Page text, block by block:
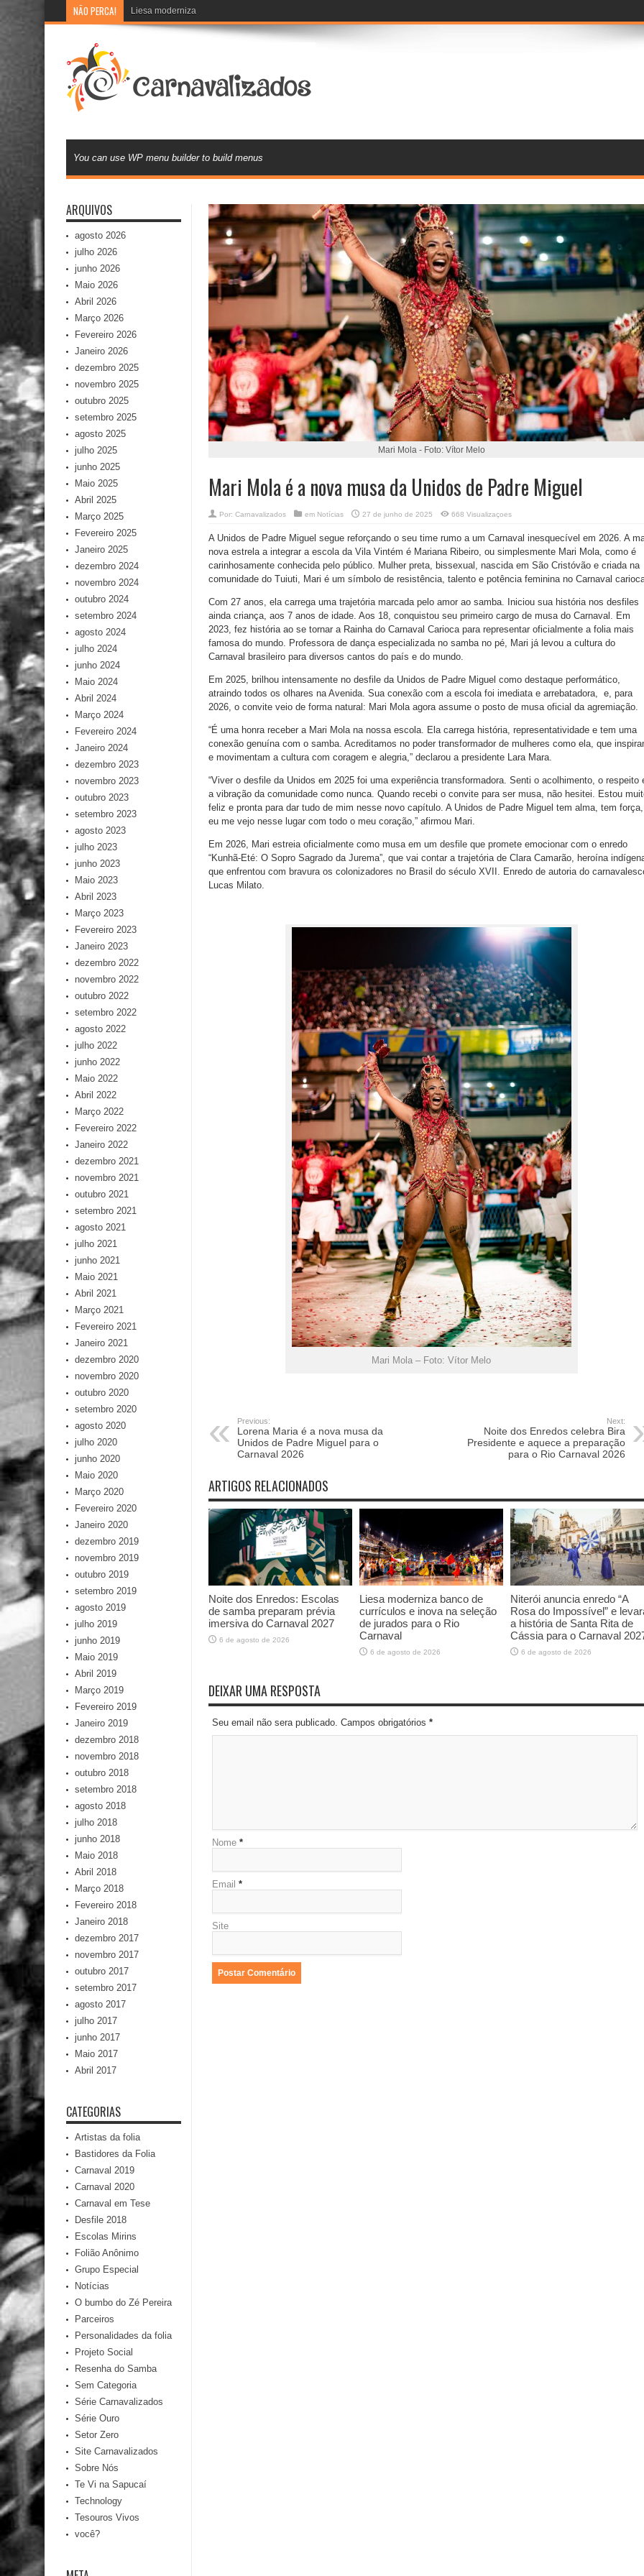
NÃO PERCA! Liesa moderniza banco de currículos e inova na seleção de j
You can use WP menu builder to build menus
Mari Mola - Foto: Vítor Melo
Mari Mola é a nova musa da Unidos de Padre Miguel
Por: Carnavalizados em Notícias 27 de junho de 2025 668 Visualizaçoes
A Unidos de Padre Miguel segue reforçando o seu time rumo a um Carnaval inesquecível em 2026. A
nova estrela a integrar a escola da Vila Vintém é Mariana Ribeiro, ou simplesmente Mari Mola, como é
carinhosamente conhecida pelo público. Mulher preta, bissexual, nascida em São Cristóvão e criada na
comunidade do Tuiuti, Mari é um símbolo de resistência, talento e potência feminina no Carnaval
Com 27 anos, ela carrega uma trajetória marcada pelo amor ao samba. Iniciou sua história nos desfiles
ainda criança, aos 7 anos de idade. Aos 18, conquistou seu primeiro cargo de musa do Carnaval. Em
2023, fez história ao se tornar a Rainha do Carnaval Carioca para representar oficialmente a folia mais
famosa do mundo. Professora de dança especializada no samba no pé, Mari já levou a cultura do
Carnaval brasileiro para diversos cantos do país e do mundo.
Em 2025, brilhou intensamente no desfile da Unidos de Padre Miguel como destaque performático,
atraindo todos os olhares na Avenida. Sua conexão com a escola foi imediata e arrebatadora, e, para
2026, o convite veio de forma natural: Mari Mola agora assume o posto de musa oficial da agremiação.
“É uma honra receber a Mari Mola na nossa escola. Ela carrega história, representatividade e tem uma
conexão genuína com o samba. Acreditamos no poder transformador de mulheres como ela, que
e movimentam a cultura com coragem e alegria,” declarou a presidente Lara Mara.
“Viver o desfile da Unidos em 2025 foi uma experiência transformadora. Senti o acolhimento, o respeito
a vibração da comunidade como nunca. Quando recebi o convite para ser musa, não hesitei. Estou
feliz e pronta para dar tudo de mim nesse novo capítulo. A Unidos de Padre Miguel tem alma, tem
eu me vejo nesse lugar com todo o meu coração,” afirmou Mari.
Em 2026, Mari estreia oficialmente como musa em um desfile que promete emocionar com o enredo
“Kunhã-Eté: O Sopro Sagrado da Jurema”, que vai contar a trajetória de Clara Camarão, heroína
que enfrentou com bravura os colonizadores no Brasil do século XVII. Enredo de autoria do
Lucas Milato.
Mari Mola – Foto: Vítor Melo
Previous:
Lorena Maria é a nova musa da
Unidos de Padre Miguel para o
Carnaval 2026
Next:
Noite dos Enredos celebra Bira
Presidente e aquece a preparação
para o Rio Carnaval 2026
ARTIGOS RELACIONADOS
Noite dos Enredos: Escolas
de samba preparam prévia
imersiva do Carnaval 2027
6 de agosto de 2026
Liesa moderniza banco de
currículos e inova na seleção
de jurados para o Rio
Carnaval
6 de agosto de 2026
Niterói anuncia enredo “A
Rosa do Impossível” e
a história de Santa Rita de
Cássia para o Carnaval
6 de agosto de 2026
DEIXAR UMA RESPOSTA
Seu email não sera publicado. Campos obrigatórios *
Nome *
Email *
Site
ARQUIVOS
agosto 2026
julho 2026
junho 2026
Maio 2026
Abril 2026
Março 2026
Fevereiro 2026
Janeiro 2026
dezembro 2025
novembro 2025
outubro 2025
setembro 2025
agosto 2025
julho 2025
junho 2025
Maio 2025
Abril 2025
Março 2025
Fevereiro 2025
Janeiro 2025
dezembro 2024
novembro 2024
outubro 2024
setembro 2024
agosto 2024
julho 2024
junho 2024
Maio 2024
Abril 2024
Março 2024
Fevereiro 2024
Janeiro 2024
dezembro 2023
novembro 2023
outubro 2023
setembro 2023
agosto 2023
julho 2023
junho 2023
Maio 2023
Abril 2023
Março 2023
Fevereiro 2023
Janeiro 2023
dezembro 2022
novembro 2022
outubro 2022
setembro 2022
agosto 2022
julho 2022
junho 2022
Maio 2022
Abril 2022
Março 2022
Fevereiro 2022
Janeiro 2022
dezembro 2021
novembro 2021
outubro 2021
setembro 2021
agosto 2021
julho 2021
junho 2021
Maio 2021
Abril 2021
Março 2021
Fevereiro 2021
Janeiro 2021
dezembro 2020
novembro 2020
outubro 2020
setembro 2020
agosto 2020
julho 2020
junho 2020
Maio 2020
Março 2020
Fevereiro 2020
Janeiro 2020
dezembro 2019
novembro 2019
outubro 2019
setembro 2019
agosto 2019
julho 2019
junho 2019
Maio 2019
Abril 2019
Março 2019
Fevereiro 2019
Janeiro 2019
dezembro 2018
novembro 2018
outubro 2018
setembro 2018
agosto 2018
julho 2018
junho 2018
Maio 2018
Abril 2018
Março 2018
Fevereiro 2018
Janeiro 2018
dezembro 2017
novembro 2017
outubro 2017
setembro 2017
agosto 2017
julho 2017
junho 2017
Maio 2017
Abril 2017
CATEGORIAS
Artistas da folia
Bastidores da Folia
Carnaval 2019
Carnaval 2020
Carnaval em Tese
Desfile 2018
Escolas Mirins
Folião Anônimo
Grupo Especial
Notícias
O bumbo do Zé Pereira
Parceiros
Personalidades da folia
Projeto Social
Resenha do Samba
Sem Categoria
Série Carnavalizados
Série Ouro
Setor Zero
Site Carnavalizados
Sobre Nós
Te Vi na Sapucaí
Technology
Tesouros Vivos
você?